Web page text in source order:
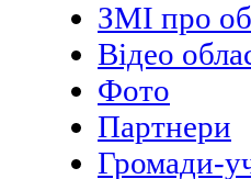
ЗМІ про
Відео
Фото
Партнери
Громади-